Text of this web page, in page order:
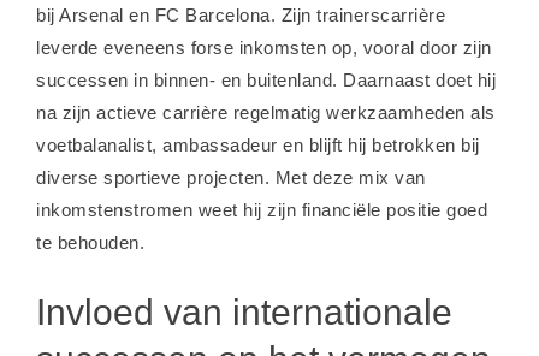
bij Arsenal en FC Barcelona. Zijn trainerscarrière
leverde eveneens forse inkomsten op, vooral door zijn
successen in binnen- en buitenland. Daarnaast doet hij
na zijn actieve carrière regelmatig werkzaamheden als
voetbalanalist, ambassadeur en blijft hij betrokken bij
diverse sportieve projecten. Met deze mix van
inkomstenstromen weet hij zijn financiële positie goed
te behouden.
Invloed van internationale